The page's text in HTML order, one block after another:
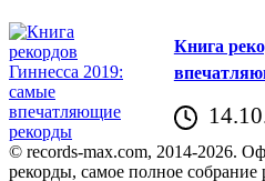
Книга
© records-max.com, 2014-2026.
рекорды, самое полное собрание